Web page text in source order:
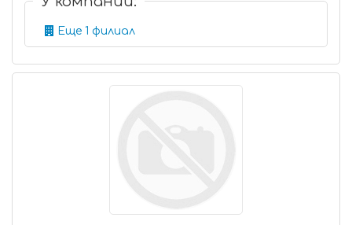
Еще 1 филиал